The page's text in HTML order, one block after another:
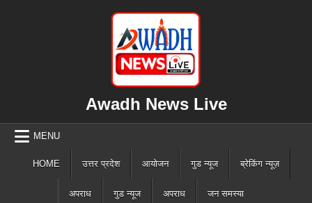
Awadh News Live
MENU
HOME उत्तर प्रदेश आयोजन गुड न्यूज ब्रेकिंग न्यूज़
अपराध गुड न्यूज अपराध जन समस्या